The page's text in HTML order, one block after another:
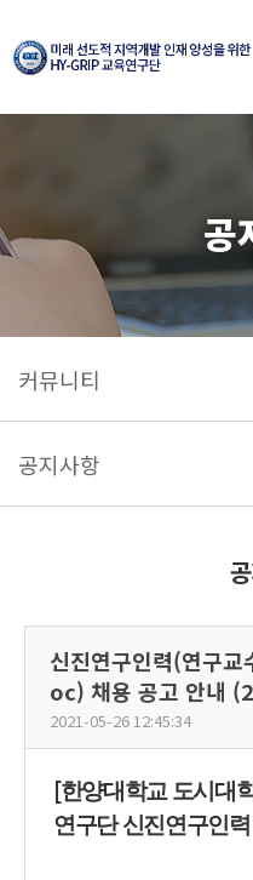
한양대학교
인재
양성을
위한
HY-
GRIP
교육연구단
공
커뮤니티
공지사항
신진연구인력(연구
oc) 채용 공고 안내
2021-05-26 12:45:34
[한양대학교 도시대
연구단 신진연구인